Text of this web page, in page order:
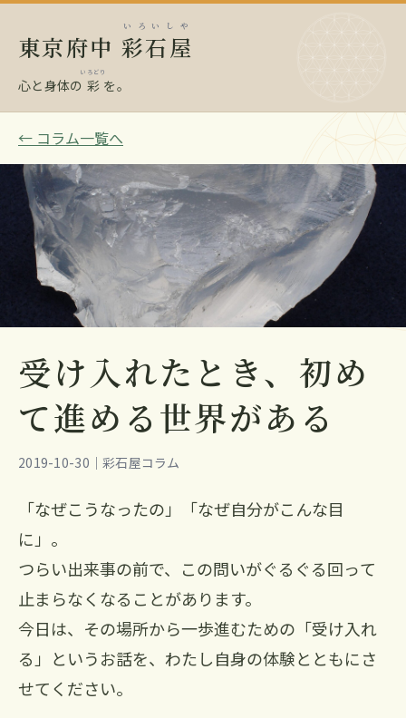
東京府中 彩石屋
いろいしや
心と身体の 彩
いろどり
を。
← コラム一覧へ
受け入れたとき、初め
て進める世界がある
2019-10-30｜彩石屋コラム
「なぜこうなったの」「なぜ自分がこんな目
に」。
つらい出来事の前で、この問いがぐるぐる回って
止まらなくなることがあります。
今日は、その場所から一歩進むための「受け入れ
る」というお話を、わたし自身の体験とともにさ
せてください。